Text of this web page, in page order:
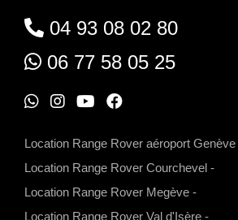
04 93 08 02 80
06 77 58 05 25
W
I
Y
F
Location Range Rover aéroport Genève
Location Range Rover Courchevel -
Location Range Rover Megève -
Location Range Rover Val d'Isère -